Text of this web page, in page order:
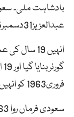
بادشاہت ملی۔
عبدالعزیز31دسمبر1935 میں پیدا ہوائے۔
فروری1963 کو انہیں ریاض کا گورنر بنا دیا گیا۔